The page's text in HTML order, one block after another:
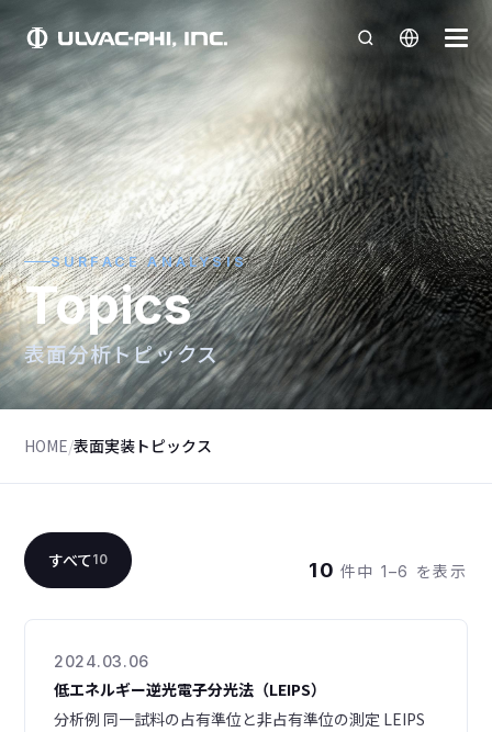
SURFACE ANALYSIS
Topics
表面分析トピックス
HOME/表面実装トピックス
すべて10 10 件中 1–6 を表示
2024.03.06
低エネルギー逆光電子分光法（LEIPS）
分析例 同一試料の占有準位と非占有準位の測定 LEIPS